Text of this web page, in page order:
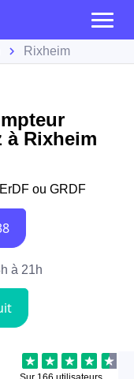
Rixheim